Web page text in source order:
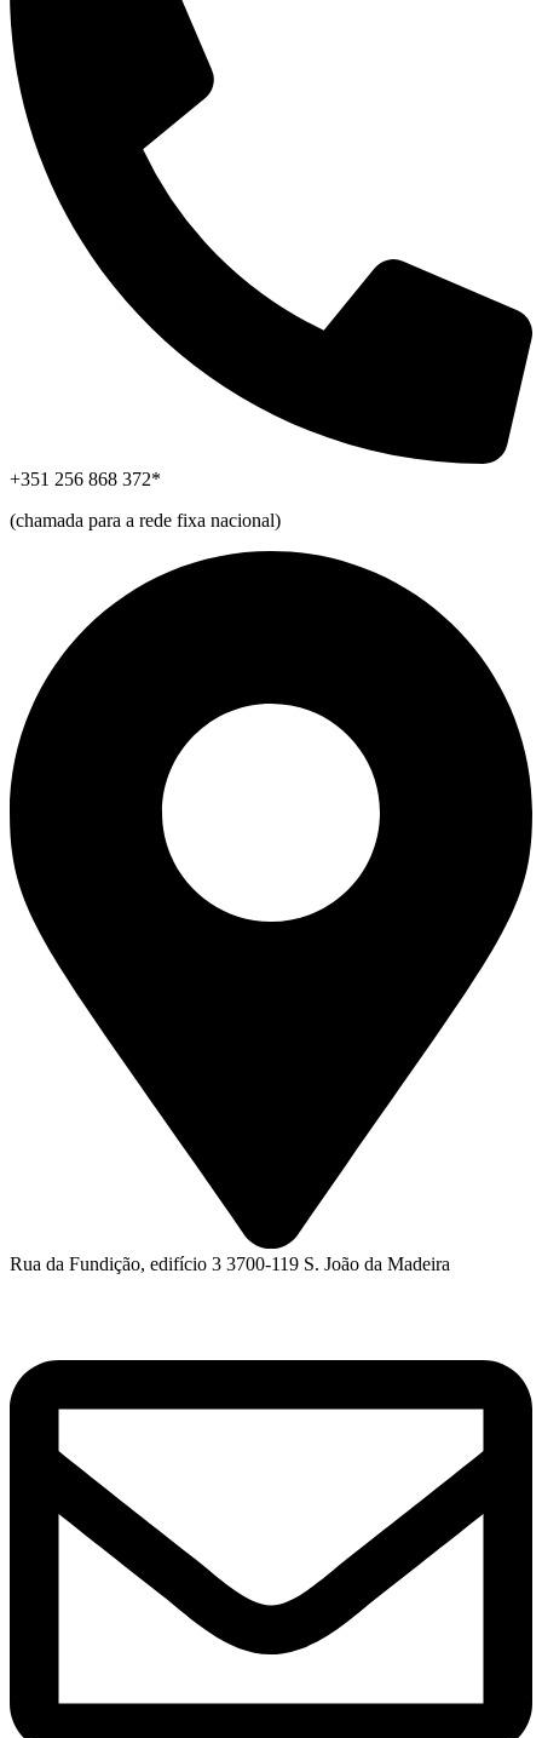
+351 256 868 372*
(chamada para a rede fixa nacional)
Rua da Fundição, edifício 3 3700-119 S. João da Madeira